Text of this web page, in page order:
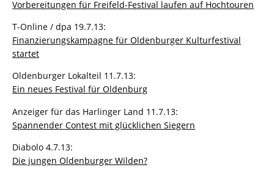
Vorbereitungen für Freifeld-Festival laufen auf Hochtouren
T-Online / dpa 19.7.13:
Finanzierungskampagne für Oldenburger Kulturfestival
startet
Oldenburger Lokalteil 11.7.13:
Ein neues Festival für Oldenburg
Anzeiger für das Harlinger Land 11.7.13:
Spannender Contest mit glücklichen Siegern
Diabolo 4.7.13:
Die jungen Oldenburger Wilden?